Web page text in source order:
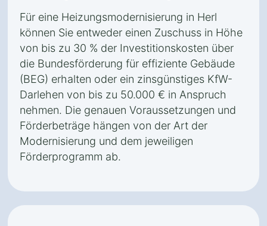
Für eine Heizungsmodernisierung in Herl
können Sie entweder einen Zuschuss in Höhe
von bis zu 30 % der Investitionskosten über
die Bundesförderung für effiziente Gebäude
(BEG) erhalten oder ein zinsgünstiges KfW-
Darlehen von bis zu 50.000 € in Anspruch
nehmen. Die genauen Voraussetzungen und
Förderbeträge hängen von der Art der
Modernisierung und dem jeweiligen
Förderprogramm ab.